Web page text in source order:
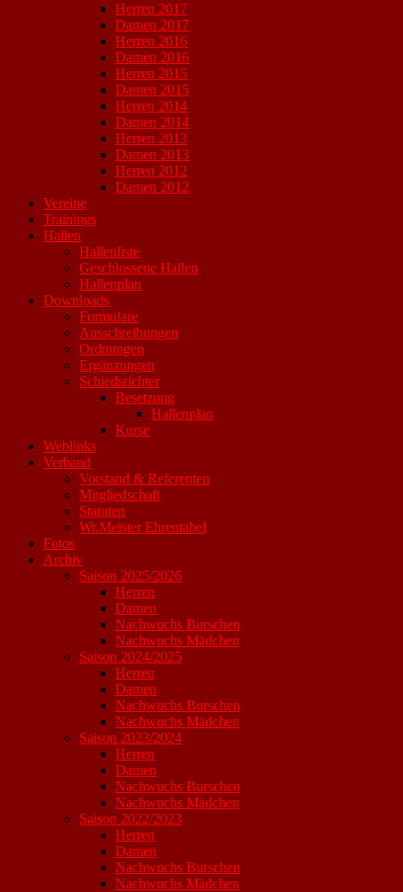
Herren 2017
Damen 2017
Herren 2016
Damen 2016
Herren 2015
Damen 2015
Herren 2014
Damen 2014
Herren 2013
Damen 2013
Herren 2012
Damen 2012
Vereine
Trainings
Hallen
Hallenliste
Geschlossene Hallen
Hallenplan
Downloads
Formulare
Ausschreibungen
Ordnungen
Ergänzungen
Schiedsrichter
Besetzung
Hallenplan
Kurse
Weblinks
Verband
Vorstand & Referenten
Mitgliedschaft
Statuten
Wr.Meister Ehrentabel
Fotos
Archiv
Saison 2025/2026
Herren
Damen
Nachwuchs Burschen
Nachwuchs Mädchen
Saison 2024/2025
Herren
Damen
Nachwuchs Burschen
Nachwuchs Mädchen
Saison 2023/2024
Herren
Damen
Nachwuchs Burschen
Nachwuchs Mädchen
Saison 2022/2023
Herren
Damen
Nachwuchs Burschen
Nachwuchs Mädchen